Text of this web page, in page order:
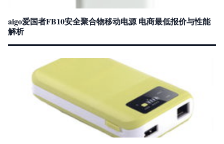
aigo爱国者FB10安全聚合物移动电源 电商最低报价与性能
解析